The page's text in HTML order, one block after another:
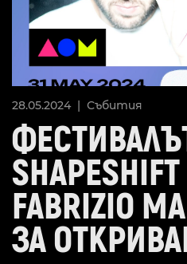
28.05.2024 | Събития
FABRIZIO
ЗА